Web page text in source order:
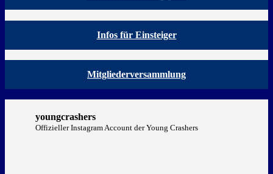
Infos für Einsteiger
Mitgliederversammlung
youngcrashers
Offizieller Instagram Account der Young Crashers